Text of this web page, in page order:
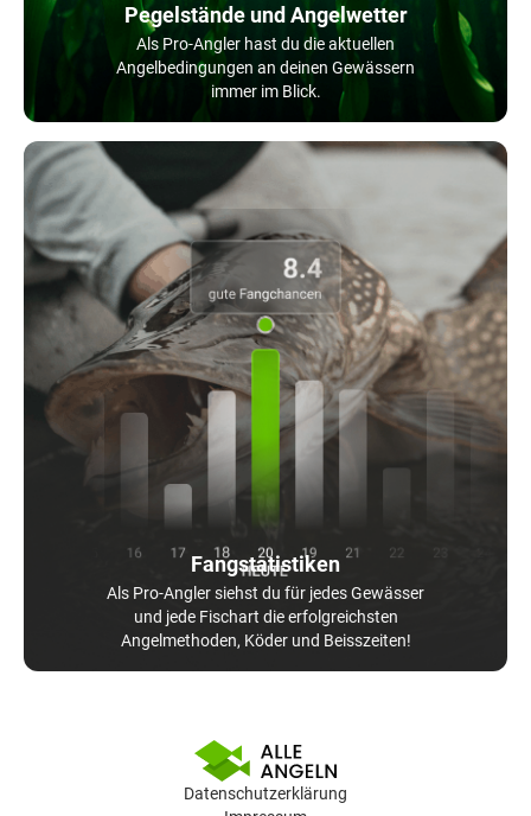
Pegelstände und Angelwetter
Als Pro-Angler hast du die aktuellen
Angelbedingungen an deinen Gewässern
immer im Blick.
Fangstatistiken
Als Pro-Angler siehst du für jedes Gewässer
und jede Fischart die erfolgreichsten
Angelmethoden, Köder und Beisszeiten!
Datenschutzerklärung